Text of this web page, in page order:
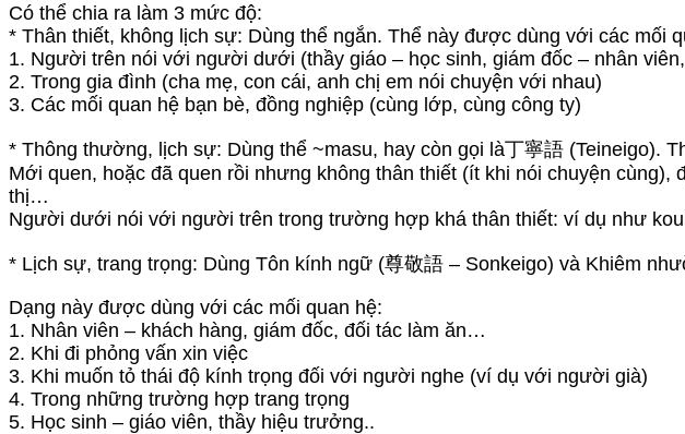
Có thể chia ra làm 3 mức độ:
* Thân thiết, không lịch sự: Dùng thể ngắn. Thể này được dùng với các mối
1. Người trên nói với người dưới (thầy giáo – học sinh, giám đốc – nhân
2. Trong gia đình (cha mẹ, con cái, anh chị em nói chuyện với nhau)
3. Các mối quan hệ bạn bè, đồng nghiệp (cùng lớp, cùng công ty)
* Thông thường, lịch sự: Dùng thể ~masu, hay còn gọi là丁寧語 (Teineigo).
Mới quen, hoặc đã quen rồi nhưng không thân thiết (ít khi nói chuyện
thị…
Người dưới nói với người trên trong trường hợp khá thân thiết: ví dụ như
* Lịch sự, trang trọng: Dùng Tôn kính ngữ (尊敬語 – Sonkeigo) và Khiêm
Dạng này được dùng với các mối quan hệ:
1. Nhân viên – khách hàng, giám đốc, đối tác làm ăn…
2. Khi đi phỏng vấn xin việc
3. Khi muốn tỏ thái độ kính trọng đối với người nghe (ví dụ với người già)
4. Trong những trường hợp trang trọng
5. Học sinh – giáo viên, thầy hiệu trưởng..